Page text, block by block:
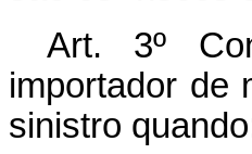
Art. 3º
importador de
sinistro